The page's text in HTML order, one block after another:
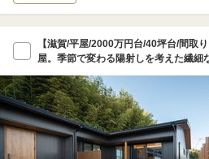
【滋賀/平屋/2000万円台/40坪台/間取
屋。季節で変わる陽射しを考えた繊細